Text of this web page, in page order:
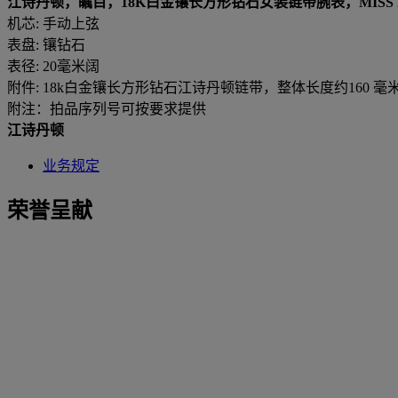
机芯: 手动上弦
表盘: 镶钻石
表径: 20毫米阔
附件: 18k白金镶长方形钻石江诗丹顿链带，整体长度约160 毫
附注：拍品序列号可按要求提供
江诗丹顿
业务规定
荣誉呈献